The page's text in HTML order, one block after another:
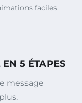
faciles.
5 ÉTAPES
message